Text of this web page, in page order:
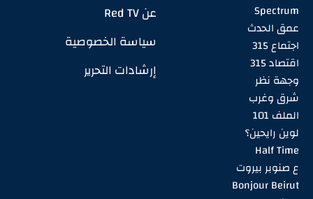
Spectrum
عمق الحدث
اجتماع 315
اقتصاد 315
وجهة نظر
شرق وغرب
الملف 101
لوين رايحين؟
Half Time
ع صنوبر بيروت
Bonjour Beirut
عن Red TV
سياسة الخصوصية
إرشادات التحرير